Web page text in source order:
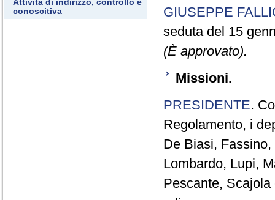
Attività di indirizzo, controllo e
conoscitiva
GIUSEPPE
seduta del 15
(È approvato).
Missioni.
PRESIDENTE.
Regolamento, i
De Biasi,
Lombardo, Lupi,
Pescante,